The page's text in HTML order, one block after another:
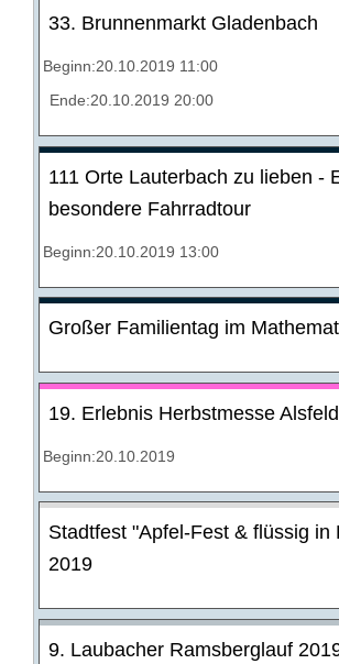
33. Brunnenmarkt Gladenbach
Beginn:20.10.2019 11:00
Ende:20.10.2019 20:00
111 Orte Lauterbach zu lieben -
besondere Fahrradtour
Beginn:20.10.2019 13:00
Großer Familientag im
19. Erlebnis Herbstmesse Alsfeld
Beginn:20.10.2019
Stadtfest "Apfel-Fest & flüssig in
2019
9. Laubacher Ramsberglauf